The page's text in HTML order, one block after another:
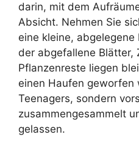
darin, mit dem
Absicht. Nehmen Sie
eine kleine,
der abgefallene Blätter,
Pflanzenreste liegen
einen Haufen geworfen
Teenagers, sondern
zusammengesammelt
gelassen.